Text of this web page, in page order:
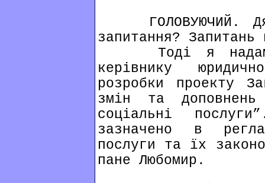
ГОЛОВУЮЧИЙ.
запитання?
Тоді я надам
керівнику
розробки проекту
змін та
соціальні
зазначено в
послуги та їх
пане Любомир.